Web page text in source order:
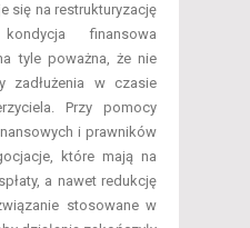
się na restrukturyzację
finansowa
tyle poważna, że nie
zadłużenia w czasie
Przy pomocy
i prawników
które mają na
a nawet redukcję
stosowane w